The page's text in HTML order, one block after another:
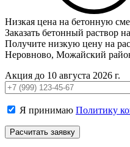
Низкая цена на бетонную
Заказать бетонный раствор
Получите низкую цену на
Неровново, Можайский
Акция до 10 августа 2026 г.
Я принимаю Политику